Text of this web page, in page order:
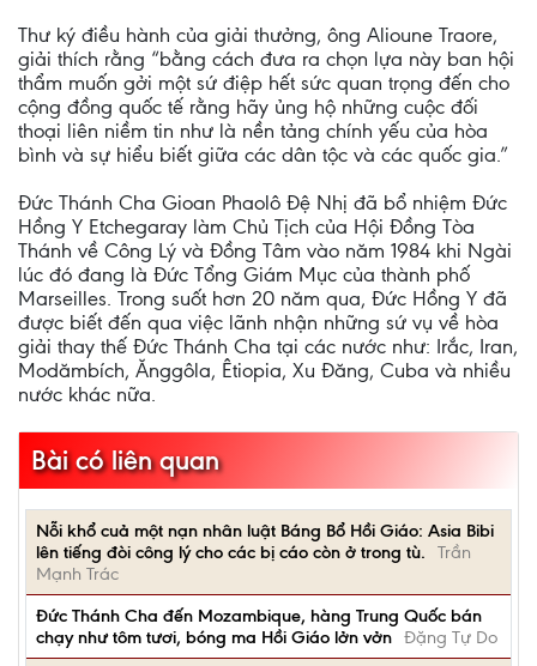
Thư ký điều hành của giải thưởng, ông Alioune Traore,
giải thích rằng “bằng cách đưa ra chọn lựa này ban hội
thẩm muốn gởi một sứ điệp hết sức quan trọng đến cho
cộng đồng quốc tế rằng hãy ủng hộ những cuộc đối
thoại liên niềm tin như là nền tảng chính yếu của hòa
bình và sự hiểu biết giữa các dân tộc và các quốc gia.”
Đức Thánh Cha Gioan Phaolô Đệ Nhị đã bổ nhiệm Đức
Hồng Y Etchegaray làm Chủ Tịch của Hội Đồng Tòa
Thánh về Công Lý và Đồng Tâm vào năm 1984 khi Ngài
lúc đó đang là Đức Tổng Giám Mục của thành phố
Marseilles. Trong suốt hơn 20 năm qua, Đức Hồng Y đã
được biết đến qua việc lãnh nhận những sứ vụ về hòa
giải thay thế Đức Thánh Cha tại các nước như: Irắc, Iran,
Modămbích, Ănggôla, Êtiopia, Xu Đăng, Cuba và nhiều
nước khác nữa.
Bài có liên quan
Nỗi khổ cuả một nạn nhân luật Báng Bổ Hồi Giáo: Asia Bibi
lên tiếng đòi công lý cho các bị cáo còn ở trong tù.
Trần
Mạnh Trác
Đức Thánh Cha đến Mozambique, hàng Trung Quốc bán
chạy như tôm tươi, bóng ma Hồi Giáo lởn vởn Đặng Tự Do